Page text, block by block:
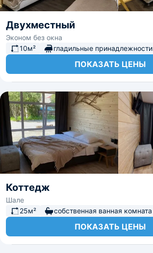
Двухместный
Эконом без окна
10м²
гладильные принадлежности
ПОКАЗАТЬ ЦЕНЫ
Коттедж
Шале
25м²
собственная ванная комната
ПОКАЗАТЬ ЦЕНЫ